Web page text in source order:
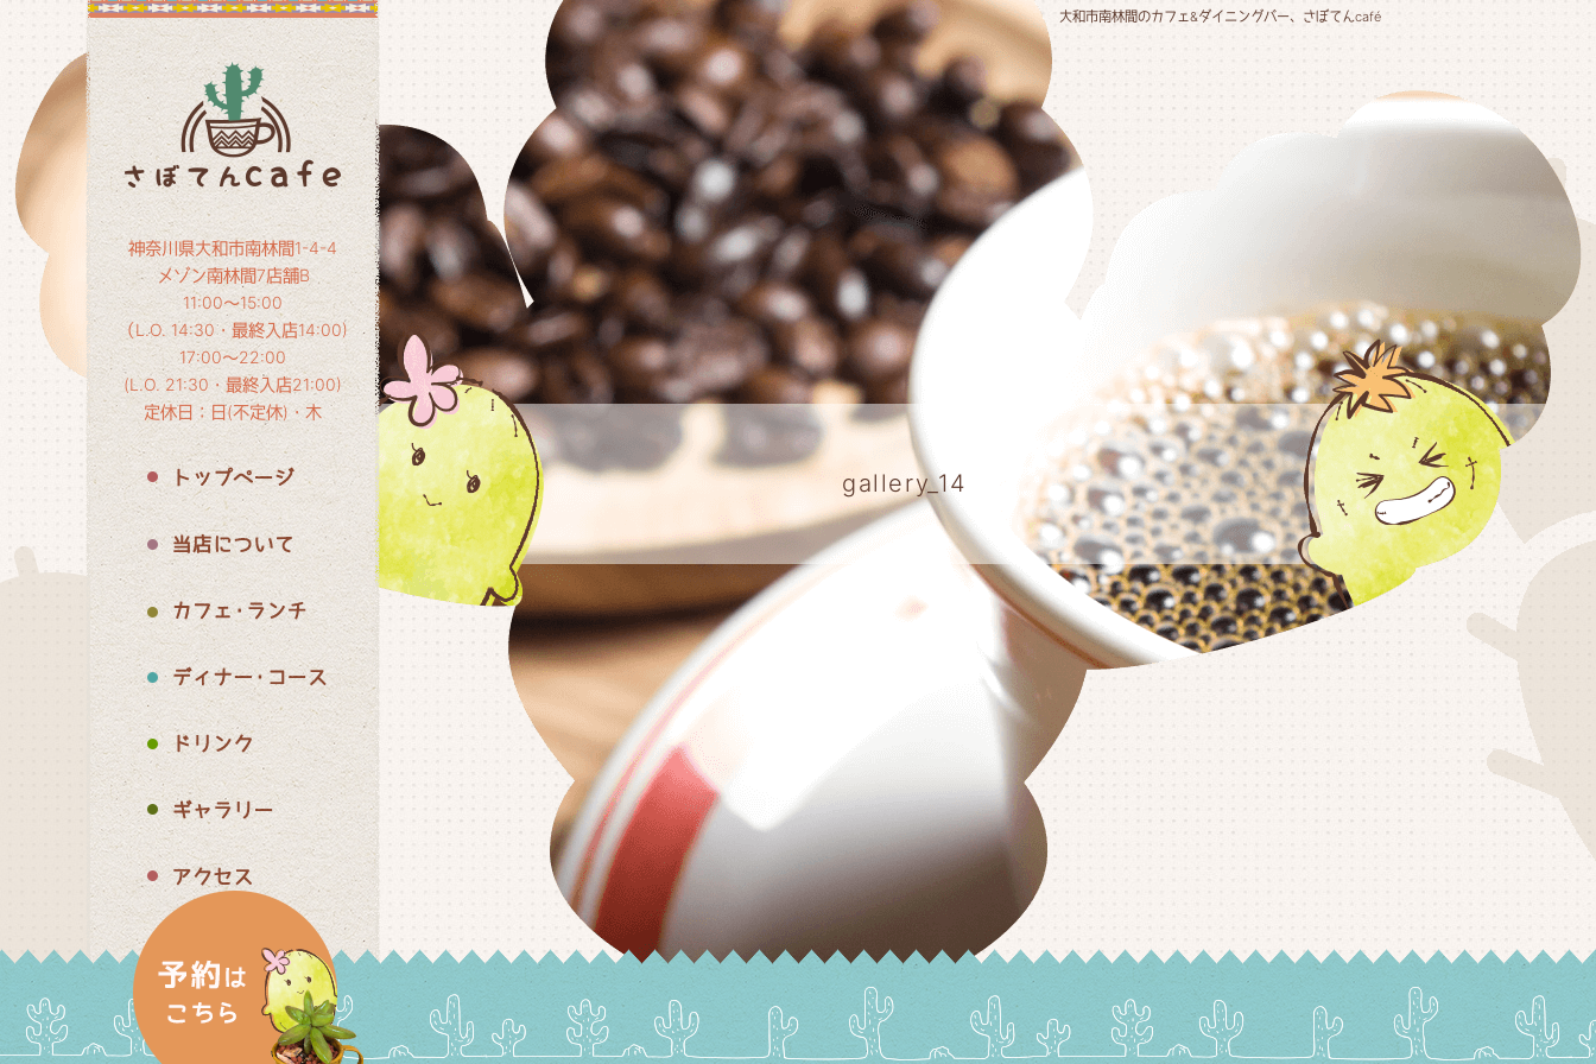
神奈川県大和市南林間1-4-4
メゾン南林間7店舗B
11:00～15:00
（L.O. 14:30・最終入店14:00)
17:00～22:00
(L.O. 21:30・最終入店21:00)
定休日：日(不定休)・木
大和市南林間のカフェ&ダイニングバー、さぼてんcafé
gallery_14